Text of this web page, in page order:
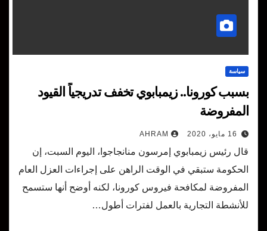
سياسة
بسبب كورونا.. زيمبابوي تخفف تدريجياً القيود
المفروضة
16 مايو، 2020 AHRAM
قال رئيس زيمبابوي إمرسون منانجاجوا، اليوم السبت، إن
الحكومة ستبقي في الوقت الراهن على إجراءات العزل العام
المفروضة لمكافحة فيروس كورونا، لكنه أوضح أنها ستسمح
للأنشطة التجارية بالعمل لفترات أطول…